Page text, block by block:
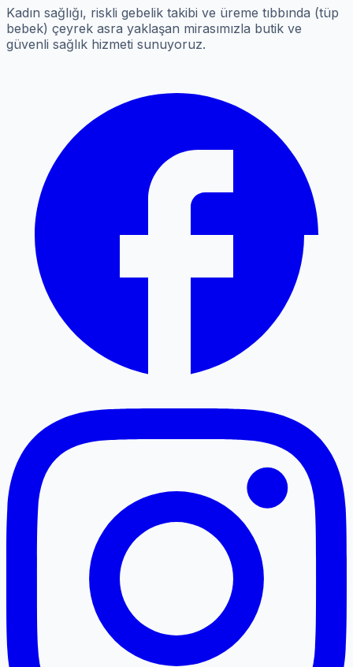
Kadın sağlığı, riskli gebelik takibi ve üreme tıbbında (tüp
bebek) çeyrek asra yaklaşan mirasımızla butik ve
güvenli sağlık hizmeti sunuyoruz.